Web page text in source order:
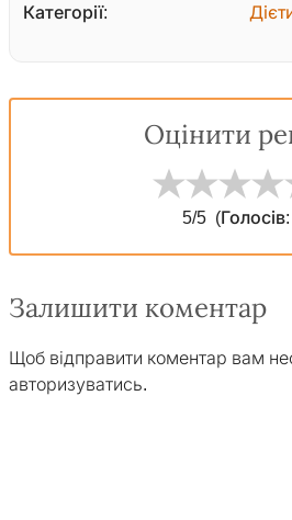
Категорії:
Оцінити
5/5 (Голосів:
Залишити коментар
Щоб відправити коментар вам
авторизуватись.